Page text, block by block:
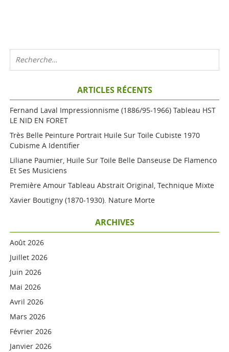
ARTICLES RÉCENTS
Fernand Laval Impressionnisme (1886/95-1966) Tableau HST
LE NID EN FORET
Très Belle Peinture Portrait Huile Sur Toile Cubiste 1970
Cubisme A Identifier
Liliane Paumier, Huile Sur Toile Belle Danseuse De Flamenco
Et Ses Musiciens
Première Amour Tableau Abstrait Original, Technique Mixte
Xavier Boutigny (1870-1930). Nature Morte
ARCHIVES
Août 2026
Juillet 2026
Juin 2026
Mai 2026
Avril 2026
Mars 2026
Février 2026
Janvier 2026